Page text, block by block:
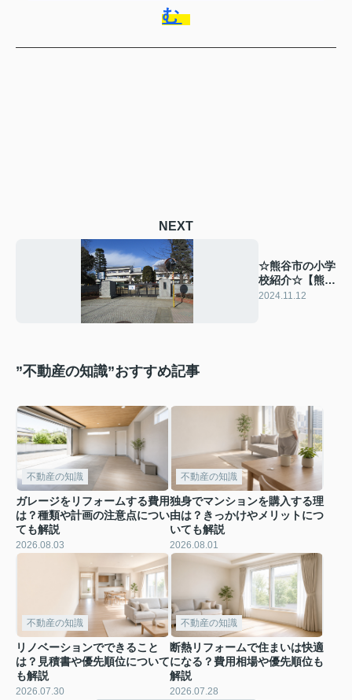
む
NEXT
☆熊谷市の小学
校紹介☆【熊谷
市立江南南小学
2024.11.12
”不動産の知識”おすすめ記事
不動産の知識
ガレージをリフォームする費用
は？種類や計画の注意点につい
ても解説
2026.08.03
不動産の知識
独身でマンションを購入する理
由は？きっかけやメリットにつ
いても解説
2026.08.01
不動産の知識
リノベーションでできること
は？見積書や優先順位について
も解説
2026.07.30
不動産の知識
断熱リフォームで住まいは快適
になる？費用相場や優先順位も
解説
2026.07.28